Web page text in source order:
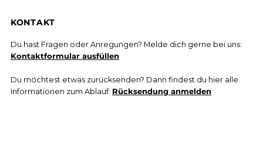
KONTAKT
Du hast Fragen oder Anregungen? Melde dich gerne bei uns:
Kontaktformular ausfüllen
Du möchtest etwas zurücksenden? Dann findest du hier alle
Informationen zum Ablauf: Rücksendung anmelden